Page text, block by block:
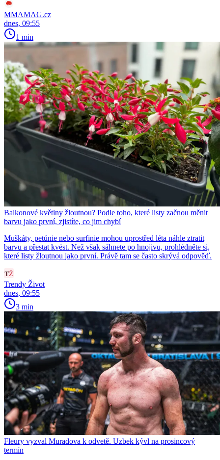
MMAMAG.cz
dnes, 09:55
1 min
Balkonové květiny žloutnou? Podle toho, které listy začnou měnit
barvu jako první, zjistíte, co jim chybí
Muškáty, petúnie nebo surfinie mohou uprostřed léta náhle ztratit
barvu a přestat kvést. Než však sáhnete po hnojivu, prohlédněte si,
které listy žloutnou jako první. Právě tam se často skrývá odpověď.
Trendy Život
dnes, 09:55
3 min
Fleury vyzval Muradova k odvetě. Uzbek kývl na prosincový
termín